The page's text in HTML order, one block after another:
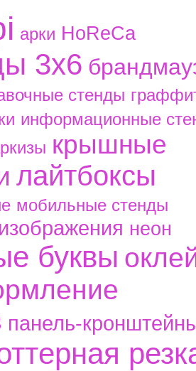
aрки HoReCa
3х6
стенды
информационные
крышные
лайтбоксы
мобильные стенды
неон
буквы
панель-